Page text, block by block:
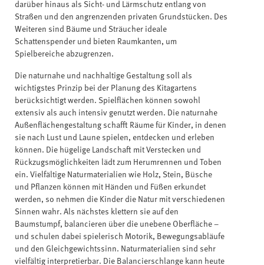
darüber hinaus als Sicht- und Lärmschutz entlang von
Straßen und den angrenzenden privaten Grundstücken. Des
Weiteren sind Bäume und Sträucher ideale
Schattenspender und bieten Raumkanten, um
Spielbereiche abzugrenzen.
Die naturnahe und nachhaltige Gestaltung soll als
wichtigstes Prinzip bei der Planung des Kitagartens
berücksichtigt werden. Spielflächen können sowohl
extensiv als auch intensiv genutzt werden. Die naturnahe
Außenflächengestaltung schafft Räume für Kinder, in denen
sie nach Lust und Laune spielen, entdecken und erleben
können. Die hügelige Landschaft mit Verstecken und
Rückzugsmöglichkeiten lädt zum Herumrennen und Toben
ein. Vielfältige Naturmaterialien wie Holz, Stein, Büsche
und Pflanzen können mit Händen und Füßen erkundet
werden, so nehmen die Kinder die Natur mit verschiedenen
Sinnen wahr. Als nächstes klettern sie auf den
Baumstumpf, balancieren über die unebene Oberfläche –
und schulen dabei spielerisch Motorik, Bewegungsabläufe
und den Gleichgewichtssinn. Naturmaterialien sind sehr
vielfältig interpretierbar. Die Balancierschlange kann heute